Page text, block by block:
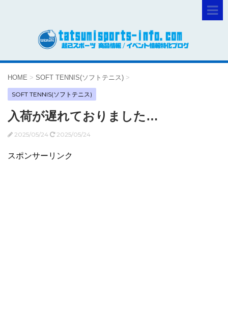
HOME > SOFT TENNIS(ソフトテニス) >
SOFT TENNIS(ソフトテニス)
入荷が遅れておりました…
2025/05/24 2025/05/24
スポンサーリンク